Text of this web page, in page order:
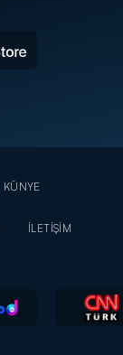
KÜNYE
İLETİŞİM